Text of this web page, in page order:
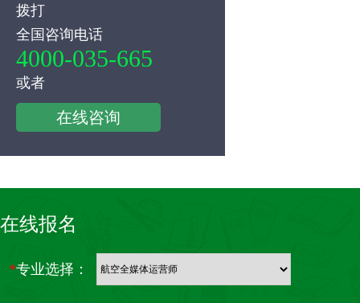
拨打
全国咨询电话
4000-035-665
或者
在线咨询
在线报名
*专业选择：